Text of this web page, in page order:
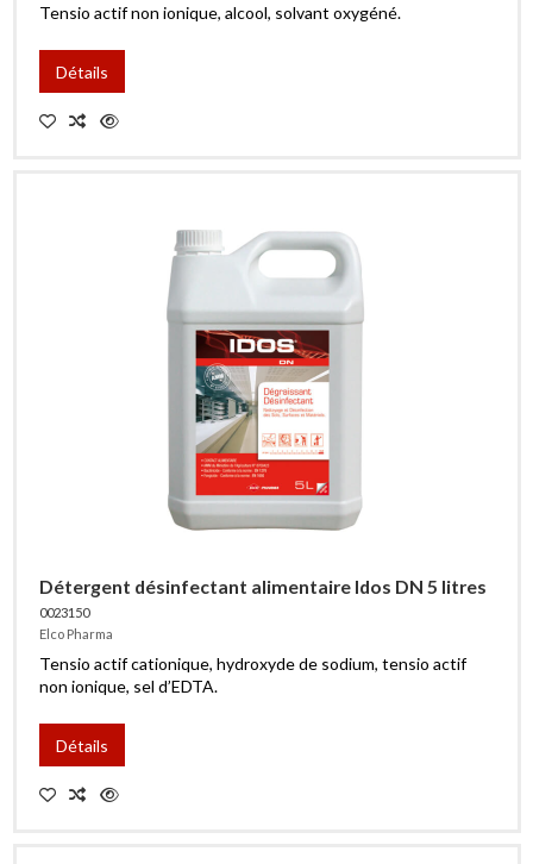
Tensio actif non ionique, alcool, solvant oxygéné.
Détails
Détergent désinfectant alimentaire Idos DN 5 litres
0023150
Elco Pharma
Tensio actif cationique, hydroxyde de sodium, tensio actif
non ionique, sel d’EDTA.
Détails